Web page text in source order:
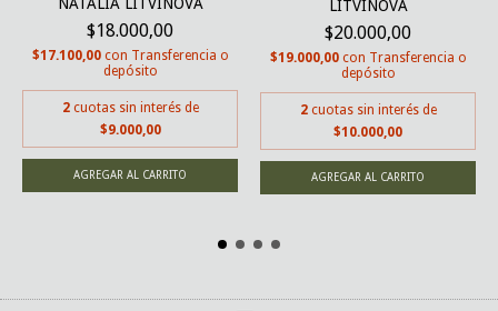
$18.000,00
$17.100,00 con Transferencia o
depósito
2 cuotas sin interés de
$9.000,00
LITVINOVA
$20.000,00
$19.000,00 con Transferencia o
depósito
2 cuotas sin interés de
$10.000,00